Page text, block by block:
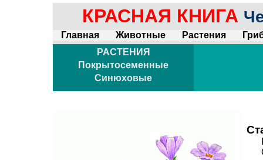
КРАСНАЯ КНИГА
Главная Животные Растения
РАСТЕНИЯ
Покрытосеменные
Синюховые